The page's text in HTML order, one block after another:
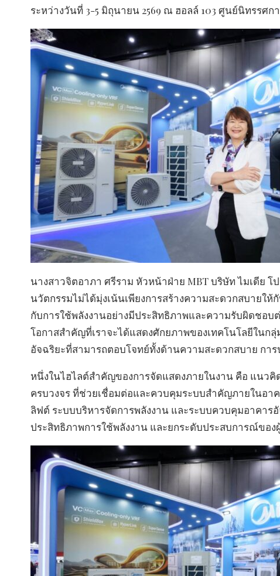
ระหว่างวันที่ 3-5 มิถุนายน 2569 ณ ฮอลล์ 103 ศูนย์นิทรรศก
นางสาวจิตอาภา ศรีราม หัวหน้าฝ่าย MBT บริษัท ไมเดีย โ
นวัตกรรมไม่ได้มุ่งเน้นเพียงการสร้างความสะดวกสบาย
กับการใช้พลังงานอย่างมีประสิทธิภาพและความรับผิดชอบ
โอกาสสำคัญที่เราจะได้แสดงศักยภาพของเทคโนโลยีในก
อัจฉริยะที่สามารถตอบโจทย์ทั้งด้านความสะดวกสบาย กา
หนึ่งในไฮไลต์สำคัญของการจัดแสดงภายในงาน คือ แนว
ครบวงจร ที่ช่วยเชื่อมต่อและควบคุมระบบสำคัญภายในอา
ลิฟต์ ระบบบริหารจัดการพลังงาน และระบบควบคุมอาคาร
ประสิทธิภาพการใช้พลังงาน และยกระดับประสบการณ์ขอ